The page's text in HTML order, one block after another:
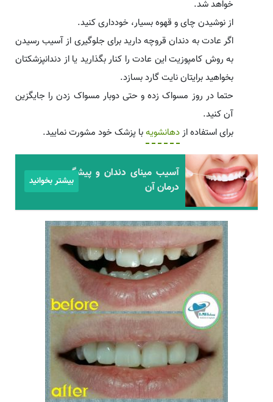
خواهد شد.
از نوشیدن چای و قهوه بسیار، خودداری کنید.
اگر عادت به دندان قروچه دارید برای جلوگیری از آسیب رسیدن
به روش کامپوزیت این عادت را کنار بگذارید یا از دندانپزشکتان
بخواهید برایتان نایت گارد بسازد.
حتما در روز مسواک زده و حتی دوبار مسواک زدن را جایگزین
آن کنید.
برای استفاده ازدهانشویهبا پزشک خود مشورت نمایید.
آسیب مینای دندان و پیشگیری و
درمان آن
بیشتر بخوانید